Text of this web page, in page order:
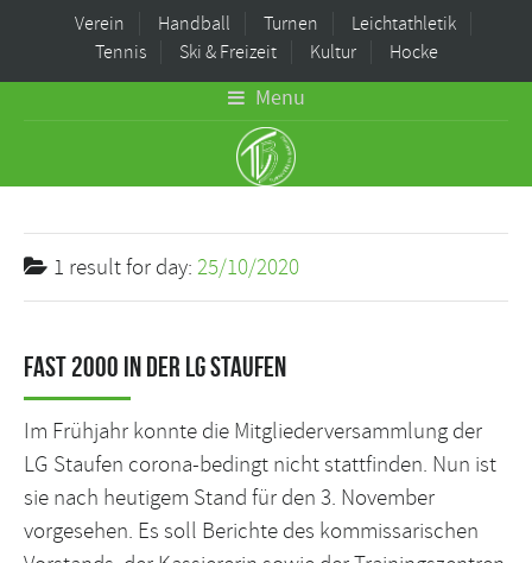
Verein Handball Turnen
Leichtathletik
Tennis
Ski & Freizeit Kultur Hocke
Menu
1 result for day: 25/10/2020
Fast 2000 in der LG Staufen
Im Frühjahr konnte die Mitgliederversammlung der
LG Staufen corona-bedingt nicht stattfinden. Nun ist
sie nach heutigem Stand für den 3. November
vorgesehen. Es soll Berichte des kommissarischen